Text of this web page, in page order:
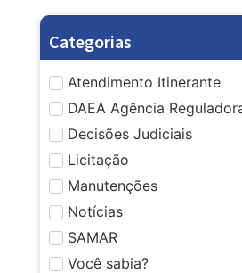
Categorias
Atendimento Itinerante
DAEA Agência
Decisões Judiciais
Licitação
Manutenções
Notícias
SAMAR
Você sabia?